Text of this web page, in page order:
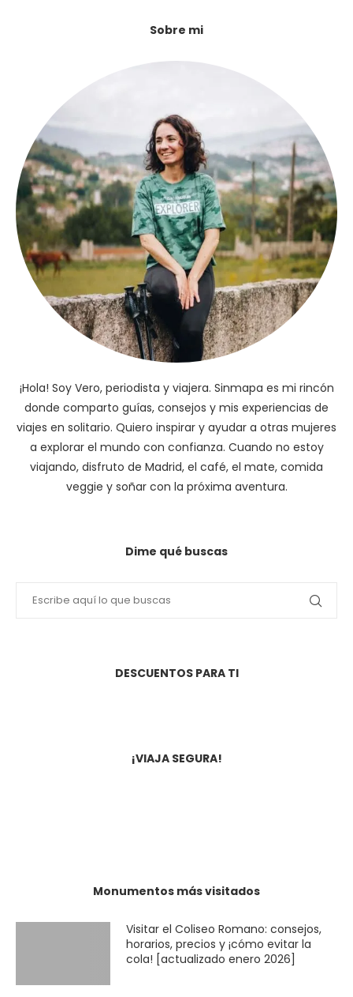
Sobre mi
¡Hola! Soy Vero, periodista y viajera. Sinmapa es mi rincón
donde comparto guías, consejos y mis experiencias de
viajes en solitario. Quiero inspirar y ayudar a otras mujeres
a explorar el mundo con confianza. Cuando no estoy
viajando, disfruto de Madrid, el café, el mate, comida
veggie y soñar con la próxima aventura.
Dime qué buscas
DESCUENTOS PARA TI
¡VIAJA SEGURA!
lance a la aventura. Ya a la venta en
Monumentos más visitados
Visitar el Coliseo Romano: consejos,
horarios, precios y ¡cómo evitar la
cola! [actualizado enero 2026]